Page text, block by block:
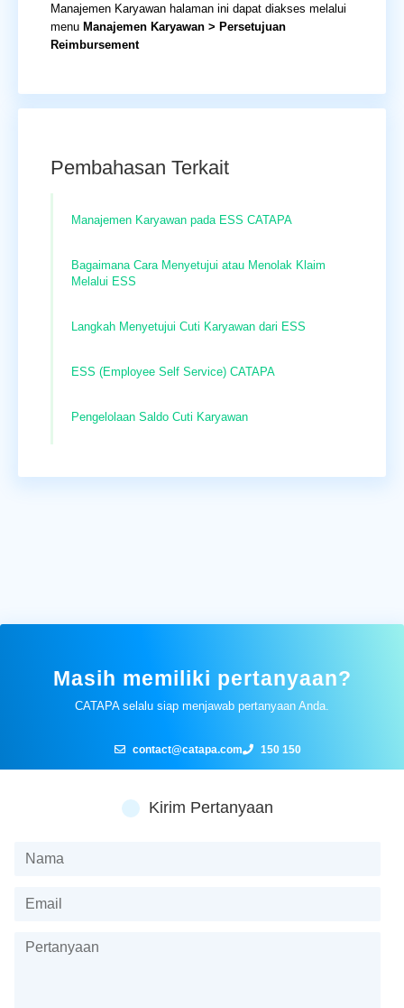
Manajemen Karyawan halaman ini dapat diakses melalui
menu Manajemen Karyawan > Persetujuan
Reimbursement
Pembahasan Terkait
Manajemen Karyawan pada ESS CATAPA
Bagaimana Cara Menyetujui atau Menolak Klaim
Melalui ESS
Langkah Menyetujui Cuti Karyawan dari ESS
ESS (Employee Self Service) CATAPA
Pengelolaan Saldo Cuti Karyawan
Masih memiliki pertanyaan?
CATAPA selalu siap menjawab pertanyaan Anda.
contact@catapa.com 150 150
Kirim Pertanyaan